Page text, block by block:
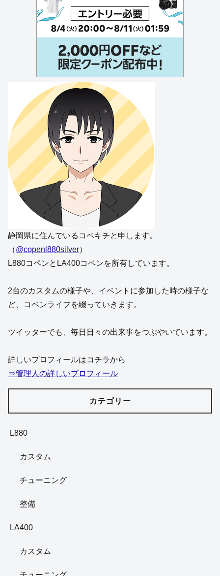
静岡県に住んでいるコペキチと申します。
（@copenl880silver）
L880コペンとLA400コペンを所有しています。
2台のカスタムの様子や、イベントに参加した時の様子な
ど、コペンライフを綴っていきます。
ツイッターでも、毎日日々の出来事をつぶやいています。
詳しいプロフィールはコチラから
⇒管理人の詳しいプロフィール
カテゴリー
L880
カスタム
チューニング
整備
LA400
カスタム